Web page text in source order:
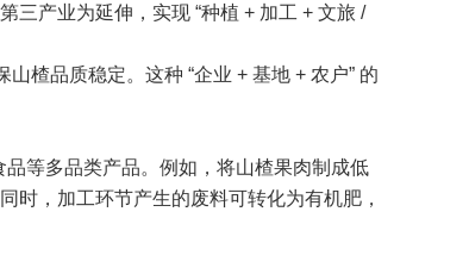
三产业为延伸，实现 “种植 + 加工 + 文旅 /
楂品质稳定。这种 “企业 + 基地 + 农户” 的
等多品类产品。例如，将山楂果肉制成低
时，加工环节产生的废料可转化为有机肥，